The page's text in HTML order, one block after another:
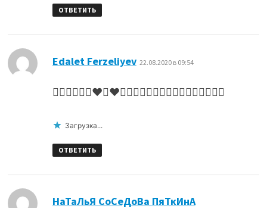
ОТВЕТИТЬ
Edalet Ferzeliyev: 22.08.2020 в 09:54
👍🏻😘🤗👍🏻❤️💛♥️👍🏻😘👍🏻👍🏻👍🏻🌷👍🏻👍🏻👍🏻
Загрузка...
ОТВЕТИТЬ
НаТаЛьЯ СоСеДоВа ПяТкИнА